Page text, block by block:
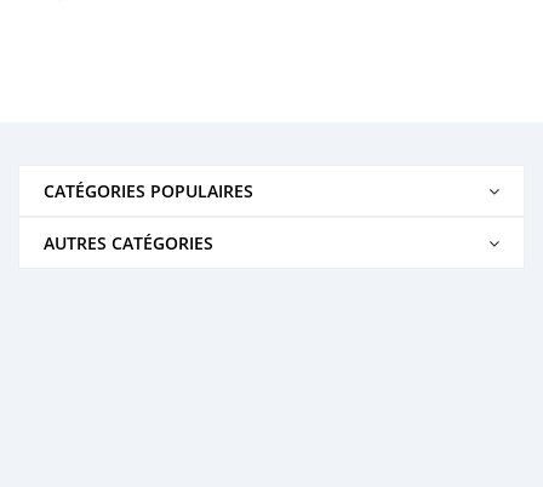
CATÉGORIES POPULAIRES
AUTRES CATÉGORIES